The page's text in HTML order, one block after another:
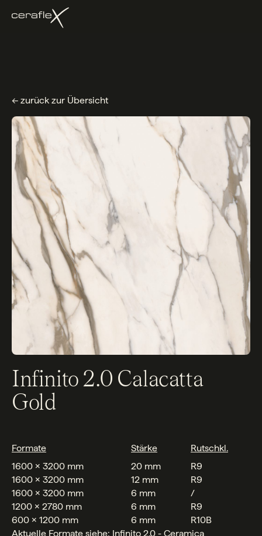
← zurück zur Übersicht
Infinito 2.0 Calacatta
Gold
Formate Stärke
Rutschkl.
1600 x 3200 mm
20 mm
R9
1600 x 3200 mm
12 mm
R9
1600 x 3200 mm
6 mm
/
1200 x 2780 mm
6 mm
R9
600 x 1200 mm
6 mm
R10B
Aktuelle Formate siehe: Infinito 2.0 - Ceramica